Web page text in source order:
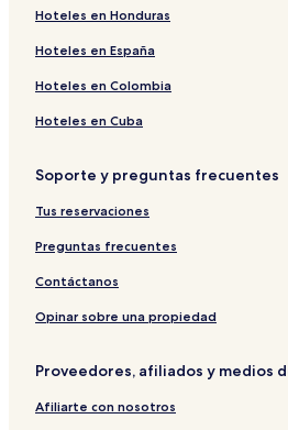
Hoteles en Honduras
Hoteles en España
Hoteles en Colombia
Hoteles en Cuba
Soporte y preguntas frecuentes
Tus reservaciones
Preguntas frecuentes
Contáctanos
Opinar sobre una propiedad
Proveedores, afiliados y medios
Afiliarte con nosotros